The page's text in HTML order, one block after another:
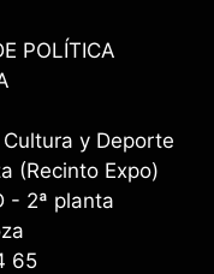
POLÍTICA
y Deporte
(Recinto Expo)
- 2ª planta
65